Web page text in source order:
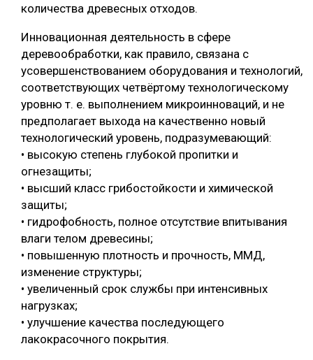
количества древесных отходов.
Инновационная деятельность в сфере
деревообработки, как правило, связана с
усовершенствованием оборудования и технологий,
соответствующих четвёртому технологическому
уровню т. е. выполнением микроинноваций, и не
предполагает выхода на качественно новый
технологический уровень, подразумевающий:
• высокую степень глубокой пропитки и
огнезащиты;
• высший класс грибостойкости и химической
защиты;
• гидрофобность, полное отсутствие впитывания
влаги телом древесины;
• повышенную плотность и прочность, ММД,
изменение структуры;
• увеличенный срок службы при интенсивных
нагрузках;
• улучшение качества последующего
лакокрасочного покрытия.